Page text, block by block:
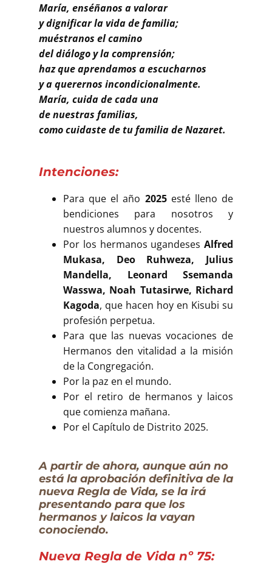
María, enséñanos a valorar
y dignificar la vida de familia;
muéstranos el camino
del diálogo y la comprensión;
haz que aprendamos a escucharnos
y a querernos incondicionalmente.
María, cuida de cada una
de nuestras familias,
como cuidaste de tu familia de Nazaret.
Intenciones:
Para que el año 2025 esté lleno de
bendiciones para nosotros y
nuestros alumnos y docentes.
Por los hermanos ugandeses Alfred
Mukasa, Deo Ruhweza, Julius
Mandella, Leonard Ssemanda
Wasswa, Noah Tutasirwe, Richard
Kagoda, que hacen hoy en Kisubi su
profesión perpetua.
Para que las nuevas vocaciones de
Hermanos den vitalidad a la misión
de la Congregación.
Por la paz en el mundo.
Por el retiro de hermanos y laicos
que comienza mañana.
Por el Capítulo de Distrito 2025.
A partir de ahora, aunque aún no
está la aprobación definitiva de la
nueva Regla de Vida, se la irá
presentando para que los
hermanos y laicos la vayan
conociendo.
Nueva Regla de Vida nº 75: